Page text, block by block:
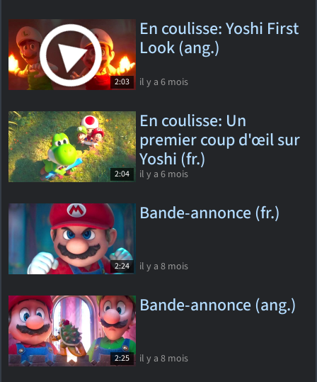
2:03
En coulisse: Yoshi First
Look (ang.)
il y a 6 mois
2:04
En coulisse: Un
premier coup d'œil sur
Yoshi (fr.)
il y a 6 mois
2:24
Bande-annonce (fr.)
il y a 8 mois
2:25
Bande-annonce (ang.)
il y a 8 mois